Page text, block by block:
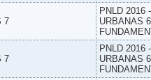
7
PNLD 2016
URBANAS
7
PNLD 2016
URBANAS